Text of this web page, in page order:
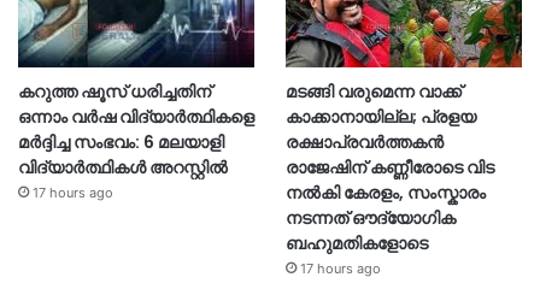
കറുത്ത ഷൂസ് ധരിച്ചതിന്
ഒന്നാം വർഷ വിദ്യാർത്ഥികളെ
മർദ്ദിച്ച സംഭവം: 6 മലയാളി
വിദ്യാർത്ഥികൾ അറസ്റ്റിൽ
17 hours ago
മടങ്ങി വരുമെന്ന വാക്ക്
കാക്കാനായില്ല; പ്രളയ
രക്ഷാപ്രവർത്തകൻ
രാജേഷിന് കണ്ണീരോടെ വിട
നൽകി കേരളം, സംസ്കാരം
നടന്നത് ഔദ്യോ​ഗിക
ബഹുമതികളോടെ
17 hours ago